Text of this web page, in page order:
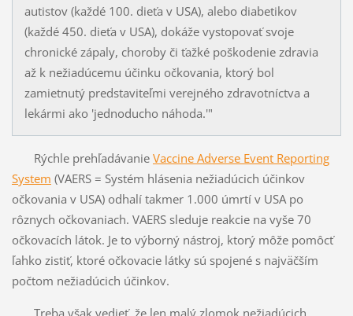
autistov (každé 100. dieťa v USA), alebo diabetikov
(každé 450. dieťa v USA), dokáže vystopovať svoje
chronické zápaly, choroby či ťažké poškodenie zdravia
až k nežiadúcemu účinku očkovania, ktorý bol
zamietnutý predstaviteľmi verejného zdravotníctva a
lekármi ako 'jednoducho náhoda.'"
Rýchle prehľadávanie Vaccine Adverse Event Reporting
System (VAERS = Systém hlásenia nežiadúcich účinkov
očkovania v USA) odhalí takmer 1.000 úmrtí v USA po
rôznych očkovaniach. VAERS sleduje reakcie na vyše 70
očkovacích látok. Je to výborný nástroj, ktorý môže pomôcť
ľahko zistiť, ktoré očkovacie látky sú spojené s najväčším
počtom nežiadúcich účinkov.